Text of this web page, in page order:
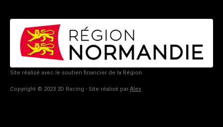
Site réalisé avec le soutien financier de la Région.
Copyright © 2023 2D Racing - Site réalisé par Alex